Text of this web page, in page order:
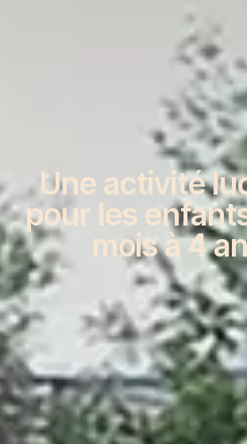
Une activité
pour les
mois à 4